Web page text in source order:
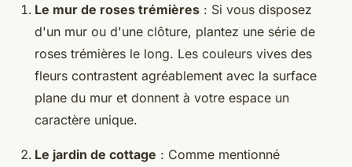
Le mur de roses trémières : Si vous disposez
d'un mur ou d'une clôture, plantez une série de
roses trémières le long. Les couleurs vives des
fleurs contrastent agréablement avec la surface
plane du mur et donnent à votre espace un
caractère unique.
Le jardin de cottage : Comme mentionné